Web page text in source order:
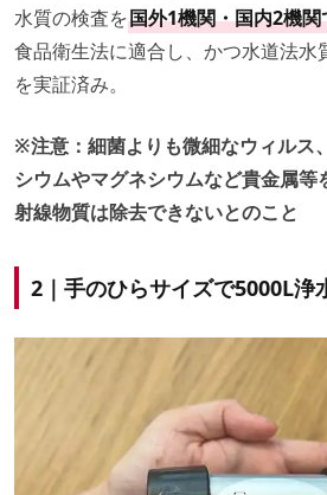
水質の検査を国外1機関・国内2機
食品衛生法に適合し、かつ水道法水
を実証済み。
※注意：細菌よりも微細なウィルス
シウムやマグネシウムなど貴金属等
射線物質は除去できないとのこと
2｜手のひらサイズで5000L浄